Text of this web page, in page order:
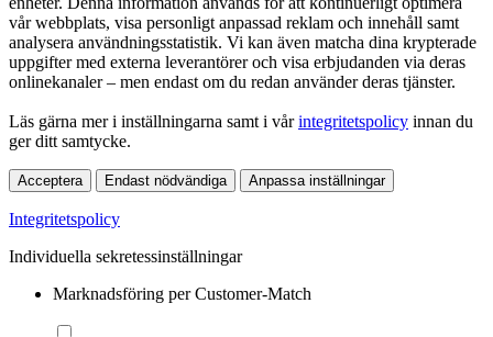
vår webbplats, visa personligt anpassad reklam och innehåll samt
analysera användningsstatistik. Vi kan även matcha dina krypterade
uppgifter med externa leverantörer och visa erbjudanden via deras
onlinekanaler – men endast om du redan använder deras tjänster.
Läs gärna mer i inställningarna samt i vårintegritetspolicy innan du
ger ditt samtycke.
Acceptera Endast nödvändiga Anpassa inställningar
Integritetspolicy
Individuella sekretessinställningar
Marknadsföring per Customer-Match